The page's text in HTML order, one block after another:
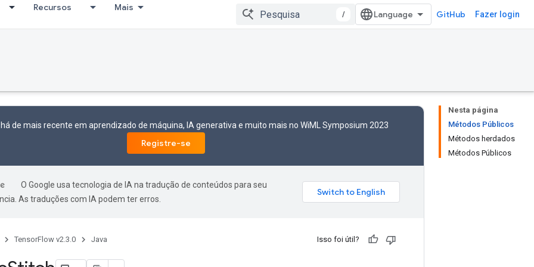
Recursos Mais
/ GitHub Fazer login
Nesta página
Métodos Públicos
Métodos herdados
Métodos Públicos
de mais recente em aprendizado de máquina, IA generativa e muito mais no WiML Symposium 2023
Registre-se
O Google usa tecnologia de IA na tradução de conteúdos para seu
As traduções com IA podem ter erros.
TensorFlow v2.3.0 Java Isso foi útil?